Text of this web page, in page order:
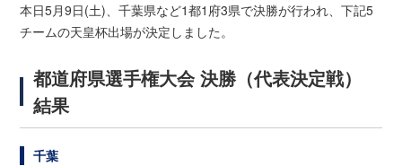
本日5月9日(土)、千葉県など1都1府3県で決勝が行われ、下記5
チームの天皇杯出場が決定しました。
都道府県選手権大会 決勝（代表決定戦）
結果
千葉